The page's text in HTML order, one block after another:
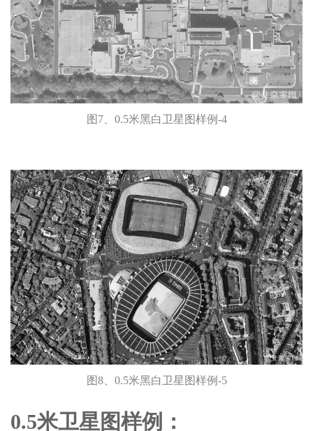
图7、0.5米黑白卫星图样例-4
图8、0.5米黑白卫星图样例-5
0.5米卫星图样例：